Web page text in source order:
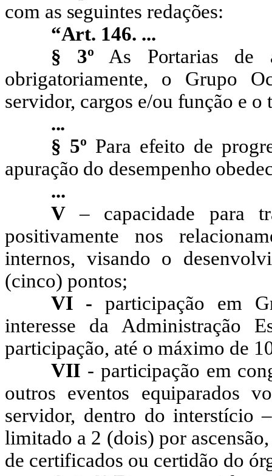
com as seguintes redações:
“Art. 146. ...
§ 3º As Portarias de
obrigatoriamente, o Grupo
servidor, cargos e/ou função e o
...
§ 5º Para efeito de
apuração do desempenho
...
V– capacidade para
positivamente nos
internos, visando o
(cinco) pontos;
VI - participação em
interesse da Administração
participação, até o máximo de
VII - participação em
outros eventos equiparados
servidor, dentro do interstício
limitado a 2 (dois) por
de certificados ou certidão do